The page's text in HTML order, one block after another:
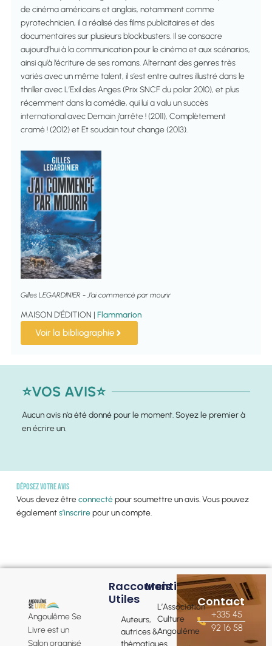
de cinéma américains et anglais, notamment comme
pyrotechnicien, il a réalisé des films publicitaires et des
documentaires sur plusieurs blockbusters. Il se consacre
aujourd’hui à la communication pour le cinéma et aux scénarios,
ainsi qu’à l’écriture de ses romans. Alternant des genres très
variés avec un même talent, il s’est entre autres illustré dans le
thriller avec L’Exil des Anges (Prix SNCF du polar 2010), et plus
récemment dans la comédie, qui lui a valu un succès
international avec Demain j’arrête ! (2011), Complètement
cramé ! (2012) et Et soudain tout change (2013).
Gilles LEGARDINIER - J'ai commencé par mourir
MAISON D’ÉDITION |Flammarion
Voir la bibliographie
⭐VOS AVIS⭐
Aucun avis n’a été donné pour le moment. Soyez le premier à
en écrire un.
Déposez votre avis
Vous devez êtreconnectépour soumettre un avis. Vous pouvez
égalements’inscrirepour un compte.
Angoulême Se
Livre est un
Salon organisé
Raccourcis
Utiles
Auteurs,
autrices &
thématiques
Mentions
L’Association
Culture
Angoulême
Contact
+335 45
92 16 58